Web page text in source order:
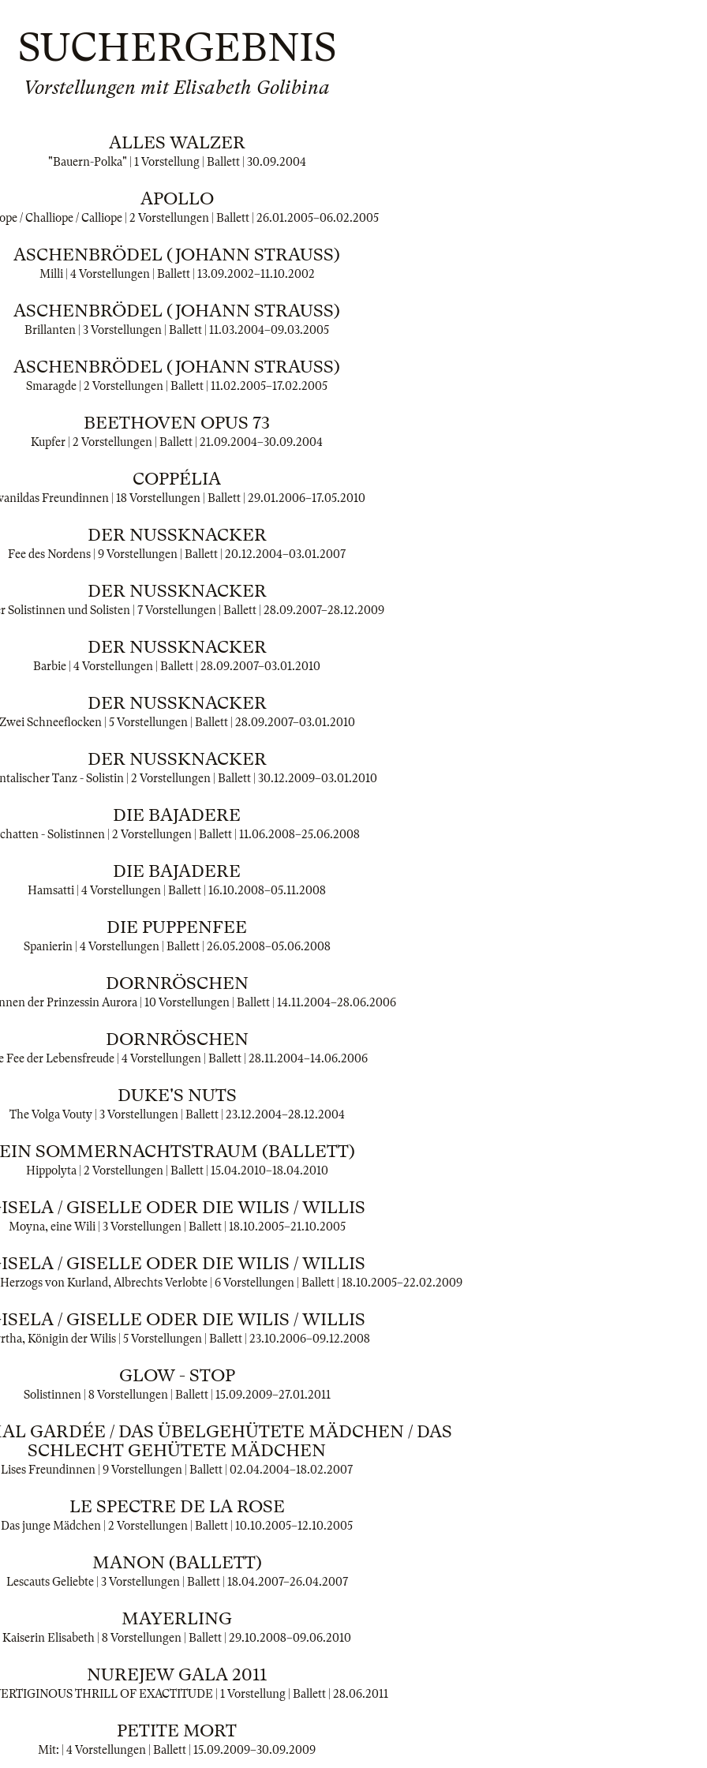
SUCHERGEBNIS
Vorstellungen mit Elisabeth Golibina
ALLES WALZER
"Bauern-Polka" | 1 Vorstellung | Ballett | 30.09.2004
APOLLO
/ Challiope / Calliope | 2 Vorstellungen | Ballett | 26.01.2005–06.02.2005
ASCHENBRÖDEL (JOHANN STRAUSS)
Milli | 4 Vorstellungen | Ballett | 13.09.2002–11.10.2002
ASCHENBRÖDEL (JOHANN STRAUSS)
Brillanten | 3 Vorstellungen | Ballett | 11.03.2004–09.03.2005
ASCHENBRÖDEL (JOHANN STRAUSS)
Smaragde | 2 Vorstellungen | Ballett | 11.02.2005–17.02.2005
BEETHOVEN OPUS 73
Kupfer | 2 Vorstellungen | Ballett | 21.09.2004–30.09.2004
COPPÉLIA
Freundinnen | 18 Vorstellungen | Ballett | 29.01.2006–17.05.2010
DER NUSSKNACKER
Fee des Nordens | 9 Vorstellungen | Ballett | 20.12.2004–03.01.2007
DER NUSSKNACKER
Solistinnen und Solisten | 7 Vorstellungen | Ballett | 28.09.2007–28.12.2009
DER NUSSKNACKER
Barbie | 4 Vorstellungen | Ballett | 28.09.2007–03.01.2010
DER NUSSKNACKER
Zwei Schneeflocken | 5 Vorstellungen | Ballett | 28.09.2007–03.01.2010
DER NUSSKNACKER
Tanz - Solistin | 2 Vorstellungen | Ballett | 30.12.2009–03.01.2010
DIE BAJADERE
- Solistinnen | 2 Vorstellungen | Ballett | 11.06.2008–25.06.2008
DIE BAJADERE
Hamsatti | 4 Vorstellungen | Ballett | 16.10.2008–05.11.2008
DIE PUPPENFEE
Spanierin | 4 Vorstellungen | Ballett | 26.05.2008–05.06.2008
DORNRÖSCHEN
der Prinzessin Aurora | 10 Vorstellungen | Ballett | 14.11.2004–28.06.2006
DORNRÖSCHEN
Fee der Lebensfreude | 4 Vorstellungen | Ballett | 28.11.2004–14.06.2006
DUKE'S NUTS
The Volga Vouty | 3 Vorstellungen | Ballett | 23.12.2004–28.12.2004
EIN SOMMERNACHTSTRAUM (BALLETT)
Hippolyta | 2 Vorstellungen | Ballett | 15.04.2010–18.04.2010
/ GISELLE ODER DIE WILIS / WILLIS
Moyna, eine Wili | 3 Vorstellungen | Ballett | 18.10.2005–21.10.2005
/ GISELLE ODER DIE WILIS / WILLIS
von Kurland, Albrechts Verlobte | 6 Vorstellungen | Ballett | 18.10.2005–22.02.2009
/ GISELLE ODER DIE WILIS / WILLIS
Königin der Wilis | 5 Vorstellungen | Ballett | 23.10.2006–09.12.2008
GLOW - STOP
Solistinnen | 8 Vorstellungen | Ballett | 15.09.2009–27.01.2011
GARDÉE / DAS ÜBELGEHÜTETE MÄDCHEN / DAS
SCHLECHT GEHÜTETE MÄDCHEN
Lises Freundinnen | 9 Vorstellungen | Ballett | 02.04.2004–18.02.2007
LE SPECTRE DE LA ROSE
Das junge Mädchen | 2 Vorstellungen | Ballett | 10.10.2005–12.10.2005
MANON (BALLETT)
Lescauts Geliebte | 3 Vorstellungen | Ballett | 18.04.2007–26.04.2007
MAYERLING
Kaiserin Elisabeth | 8 Vorstellungen | Ballett | 29.10.2008–09.06.2010
NUREJEW GALA 2011
THRILL OF EXACTITUDE | 1 Vorstellung | Ballett | 28.06.2011
PETITE MORT
Mit: | 4 Vorstellungen | Ballett | 15.09.2009–30.09.2009